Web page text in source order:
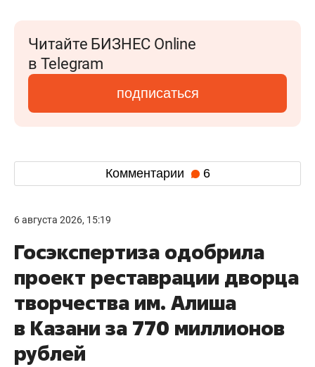
Читайте БИЗНЕС Online
в Telegram
подписаться
Комментарии 6
6 августа 2026, 15:19
Госэкспертиза одобрила
проект реставрации дворца
творчества им. Алиша
в Казани за 770 миллионов
рублей